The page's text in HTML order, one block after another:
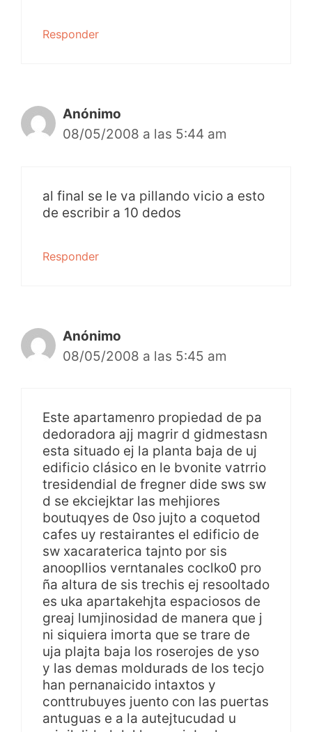
Responder
Anónimo
08/05/2008 a las 5:44 am
al final se le va pillando vicio a esto
de escribir a 10 dedos
Responder
Anónimo
08/05/2008 a las 5:45 am
Este apartamenro propiedad de pa
dedoradora ajj magrir d gidmestasn
esta situado ej la planta baja de uj
edificio clásico en le bvonite vatrrio
tresidendial de fregner dide sws sw
d se ekciejktar las mehjiores
boutuqyes de 0so jujto a coquetod
cafes uy restairantes el edificio de
sw xacaraterica tajnto por sis
anoopllios verntanales coclko0 pro
ña altura de sis trechis ej resooltado
es uka apartakehjta espaciosos de
greaj lumjinosidad de manera que j
ni siquiera imorta que se trare de
uja plajta baja los roserojes de yso
y las demas moldurads de los tecjo
han pernanaicido intaxtos y
conttrubuyes juento con las puertas
antuguas e a la autejtucudad u